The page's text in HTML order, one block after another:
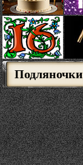
Подляночки